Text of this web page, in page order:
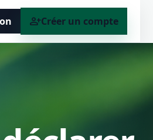
person_addCréer un compte